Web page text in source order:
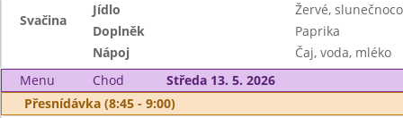
Svačina
Jídlo
Žervé,
Doplněk
Paprika
Nápoj
Čaj, voda, mléko
Menu
Chod
Středa 13. 5. 2026
Přesnídávka (8:45 - 9:00)